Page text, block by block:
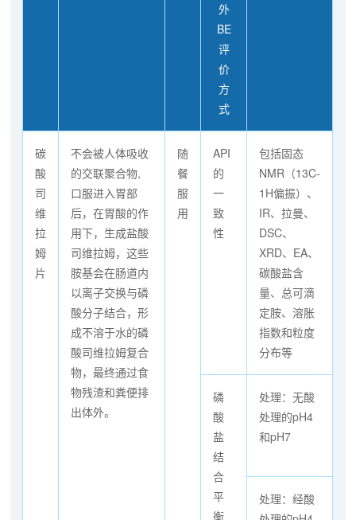
外
BE
评
价
方
式
碳
酸
司
维
拉
姆
片
不会被人体吸收
的交联聚合物,
口服进入胃部
后，在胃酸的作
用下，生成盐酸
司维拉姆，这些
胺基会在肠道内
以离子交换与磷
酸分子结合，形
成不溶于水的磷
酸司维拉姆复合
物，最终通过食
物残渣和粪便排
出体外。
随
餐
服
用
API
的
一
致
性
包括固态
NMR（13C-
1H偏振）、
IR、拉曼、
DSC、
XRD、EA、
碳酸盐含
量、总可滴
定胺、溶胀
指数和粒度
分布等
磷
酸
盐
结
合
平
衡
处理：无酸
处理的pH4
和pH7
处理：经酸